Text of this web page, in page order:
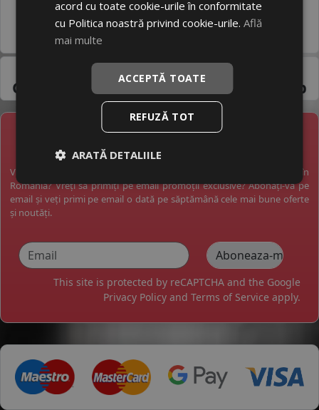
HANKOOK MICHELIN
Pneuri 155/65R15 -
Gama variata de laproducatori de top
Vreți să fiți la curent cu toate noutățile în industria anvelopelor în
România? Vreți să primiți pe email promoții exclusive? Abonați-vă pe
email și veți primi pe email o dată pe săptămână cele mai bune oferte
și noutăți.
This site is protected by reCAPTCHA and the Google
Privacy Policy and Terms of Service apply.
acord cu toate cookie-urile în conformitate
cu Politica noastră privind cookie-urile.Află
mai multe
ACCEPTĂ TOATE
REFUZĂ TOT
ARATĂ DETALIILE